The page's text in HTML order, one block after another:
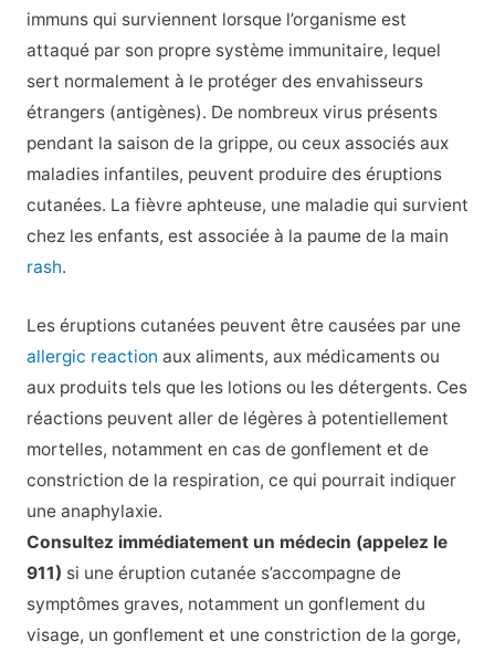
immuns qui surviennent lorsque l’organisme est
attaqué par son propre système immunitaire, lequel
sert normalement à le protéger des envahisseurs
étrangers (antigènes). De nombreux virus présents
pendant la saison de la grippe, ou ceux associés aux
maladies infantiles, peuvent produire des éruptions
cutanées. La fièvre aphteuse, une maladie qui survient
chez les enfants, est associée à la paume de la main
rash.
Les éruptions cutanées peuvent être causées par une
allergic reaction aux aliments, aux médicaments ou
aux produits tels que les lotions ou les détergents. Ces
réactions peuvent aller de légères à potentiellement
mortelles, notamment en cas de gonflement et de
constriction de la respiration, ce qui pourrait indiquer
une anaphylaxie.
Consultez immédiatement un médecin (appelez le
911) si une éruption cutanée s’accompagne de
symptômes graves, notamment un gonflement du
visage, un gonflement et une constriction de la gorge,